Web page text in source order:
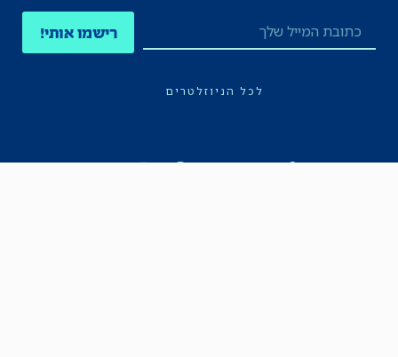
רישמו אותי!
לכל הניוזלטרים